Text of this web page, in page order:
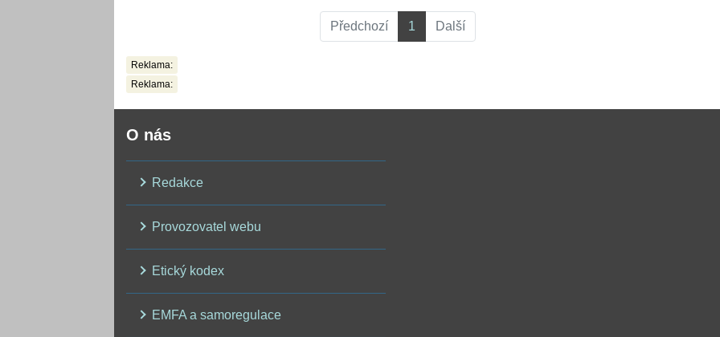
Předchozí 1 Další
Reklama:
Reklama:
O nás
Redakce
Provozovatel webu
Etický kodex
EMFA a samoregulace